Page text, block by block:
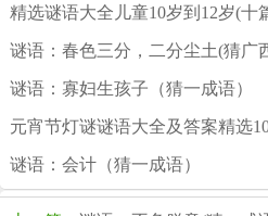
精选谜语大全儿童10岁到12岁(十
谜语：春色三分，二分尘土(猜广
谜语：寡妇生孩子（猜一成语）
元宵节灯谜谜语大全及答案精选
谜语：会计（猜一成语）